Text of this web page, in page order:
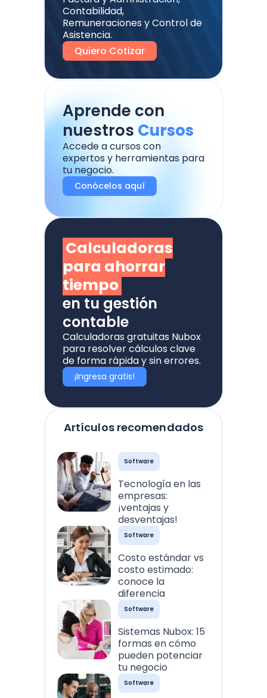
Artículos recomendados
Software
Tecnología en las
empresas:
¡ventajas y
desventajas!
Software
Costo estándar vs
costo estimado:
conoce la
diferencia
Software
Sistemas Nubox: 15
formas en cómo
pueden potenciar
tu negocio
Software
Calculadoras
para ahorrar
tiempo
en tu gestión
contable
Calculadoras gratuitas Nubox
para resolver cálculos clave
de forma rápida y sin errores.
¡Ingresa gratis!
Aprende con
nuestros Cursos
Accede a cursos con
expertos y herramientas para
tu negocio.
Conócelos aquí
Contabilidad,
Remuneraciones y Control de
Asistencia.
Quiero Cotizar